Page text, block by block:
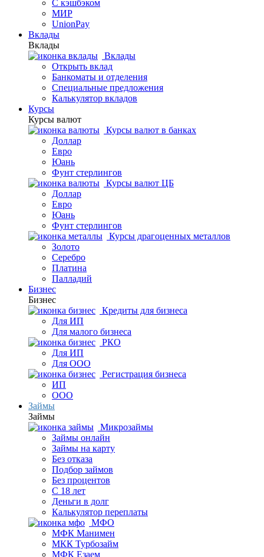
С кэшбэком
МИР
UnionPay
Вклады
Вклады
Вклады
Открыть вклад
Банкоматы и отделения
Специальные предложения
Калькулятор вкладов
Курсы
Курсы валют
Курсы валют в банках
Доллар
Евро
Юань
Фунт стерлингов
Курсы валют ЦБ
Доллар
Евро
Юань
Фунт стерлингов
Курсы драгоценных металлов
Золото
Серебро
Платина
Палладий
Бизнес
Бизнес
Кредиты для бизнеса
Для ИП
Для малого бизнеса
РКО
Для ИП
Для ООО
Регистрация бизнеса
ИП
ООО
Займы
Займы
Микрозаймы
Займы онлайн
Займы на карту
Без отказа
Подбор займов
Без процентов
С 18 лет
Деньги в долг
Калькулятор переплаты
МФО
МФК Манимен
МКК Турбозайм
МФК Езаем